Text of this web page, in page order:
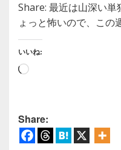
Share: 最近は山深い単
ょっと怖いので、この
いいね:
読
み
中…
Share: